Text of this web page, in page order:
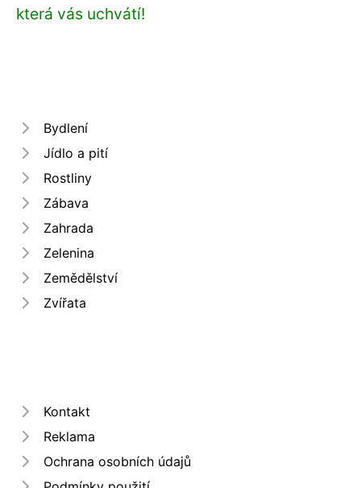
která vás uchvátí!
Bydlení
Jídlo a pití
Rostliny
Zábava
Zahrada
Zelenina
Zemědělství
Zvířata
Kontakt
Reklama
Ochrana osobních údajů